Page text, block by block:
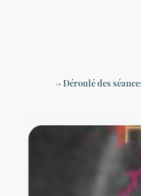
-> Déroulé des